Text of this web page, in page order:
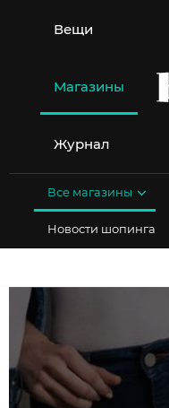
содержимому
Вещи
Магазины
Журнал
Все магазины
Новости шопинга